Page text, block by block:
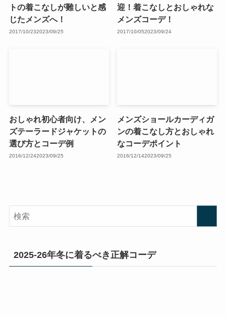
トの着こなしが難しいと感
じたメンズへ！
2017/10/232023/09/25
迎！着こなしとおしゃれな
メンズコーデ！
2017/10/052023/09/24
おしゃれ初心者向け、メン
ズテーラードジャケットの
選び方とコーデ例
2016/12/242023/09/25
メンズショールカーディガ
ンの着こなし方とおしゃれ
なコーデポイント
2016/12/142023/09/25
2025-26年冬に着るべき正解コーデ